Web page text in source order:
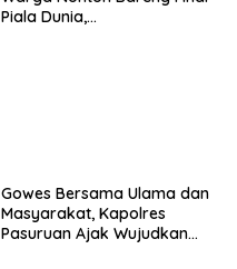
Piala Dunia,
Gowes Bersama Ulama dan
Masyarakat, Kapolres
Pasuruan Ajak Wujudkan